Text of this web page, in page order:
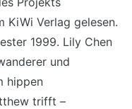
KiWi Verlag gelesen.
1999. Lily Chen
und
hippen
trifft –